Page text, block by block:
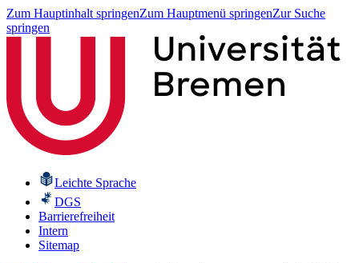
Zum Hauptinhalt springenZum Hauptmenü springenZur Suche
springen
Leichte Sprache
DGS
Barrierefreiheit
Intern
Sitemap